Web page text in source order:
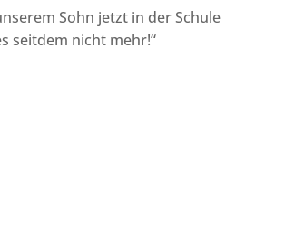
Sohn jetzt in der Schule
seitdem nicht mehr!“